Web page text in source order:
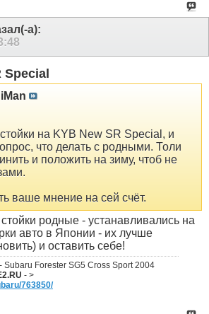
а):
Special
iMan
на KYB New SR Special, и
что делать с родными. Толи
и положить на зиму, чтоб не
ваше мнение на сей счёт.
родные - устанавливались на
авто в Японии - их лучше
и оставить себе!
Subaru Forester SG5 Cross Sport 2004
- >
763850/